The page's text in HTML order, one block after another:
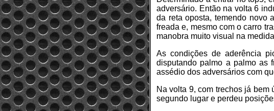
adversário. Então na volta 6
da reta oposta, temendo novo
freada e, mesmo com o carro
manobra muito visual na
As condições de aderência
disputando palmo a palmo as
assédio dos adversários com
Na volta 9, com trechos já bem
segundo lugar e perdeu